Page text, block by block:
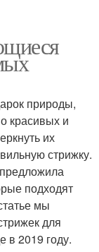
природы,
красивых и
их
стрижку.
подходят
мы
для
в 2019 году.